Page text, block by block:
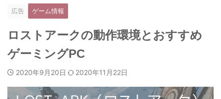
広告 ゲーム情報
ロストアークの動作環境とおすすめ
ゲーミングPC
2020年9月20日 2020年11月22日